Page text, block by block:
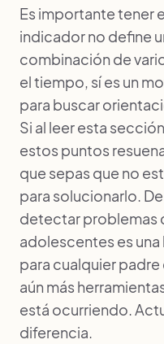
Es importante tener
indicador no define
combinación de
el tiempo, sí es un
para buscar
Si al leer esta
estos puntos
que sepas que no
para solucionarlo.
detectar problemas
adolescentes es
para cualquier
aún más
está ocurriendo.
diferencia.